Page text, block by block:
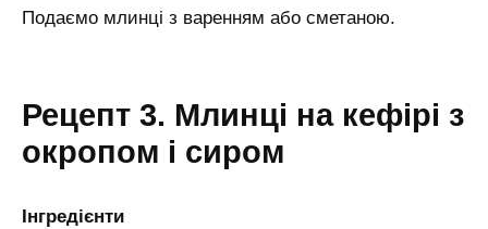
Подаємо млинці з варенням або сметаною.
Рецепт 3. Млинці на кефірі з
окропом і сиром
Інгредієнти